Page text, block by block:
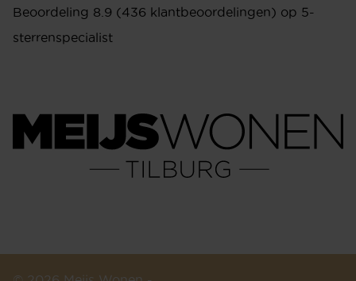
Beoordeling 8.9 (436 klantbeoordelingen) op 5-
sterrenspecialist